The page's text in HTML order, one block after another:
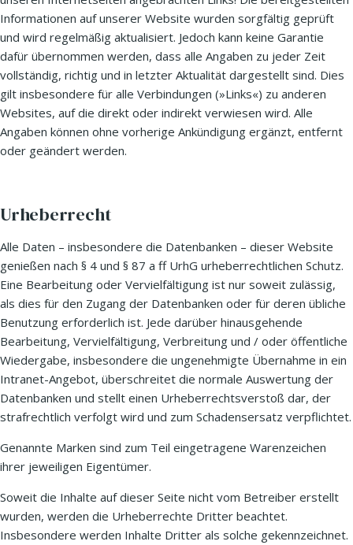
Informationen auf unserer Website wurden sorgfältig geprüft
und wird regelmäßig aktualisiert. Jedoch kann keine Garantie
dafür übernommen werden, dass alle Angaben zu jeder Zeit
vollständig, richtig und in letzter Aktualität dargestellt sind. Dies
gilt insbesondere für alle Verbindungen (»Links«) zu anderen
Websites, auf die direkt oder indirekt verwiesen wird. Alle
Angaben können ohne vorherige Ankündigung ergänzt, entfernt
oder geändert werden.
Urheberrecht
Alle Daten – insbesondere die Datenbanken – dieser Website
genießen nach § 4 und § 87 a ff UrhG urheberrechtlichen Schutz.
Eine Bearbeitung oder Vervielfältigung ist nur soweit zulässig,
als dies für den Zugang der Datenbanken oder für deren übliche
Benutzung erforderlich ist. Jede darüber hinausgehende
Bearbeitung, Vervielfältigung, Verbreitung und / oder öffentliche
Wiedergabe, insbesondere die ungenehmigte Übernahme in ein
Intranet-Angebot, überschreitet die normale Auswertung der
Datenbanken und stellt einen Urheberrechtsverstoß dar, der
strafrechtlich verfolgt wird und zum Schadensersatz verpflichtet.
Genannte Marken sind zum Teil eingetragene Warenzeichen
ihrer jeweiligen Eigentümer.
Soweit die Inhalte auf dieser Seite nicht vom Betreiber erstellt
wurden, werden die Urheberrechte Dritter beachtet.
Insbesondere werden Inhalte Dritter als solche gekennzeichnet.